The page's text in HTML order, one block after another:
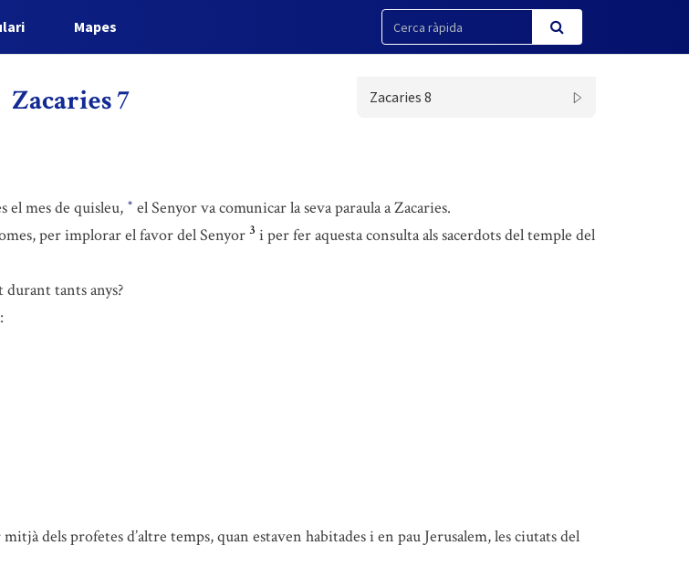
Mapes
Zacaries 7 Zacaries 8
el mes de quisleu, * el Senyor va comunicar la seva paraula a Zacaries.
per implorar el favor del Senyor 3 i per fer aquesta consulta als sacerdots del temple del
durant tants anys?
dels profetes d’altre temps, quan estaven habitades i en pau Jerusalem, les ciutats del